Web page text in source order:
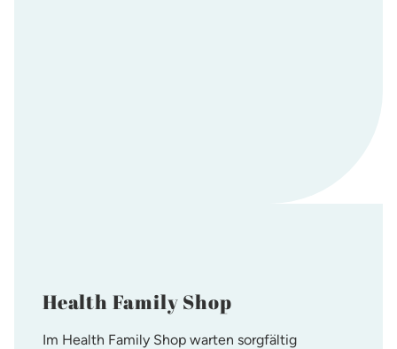
Health Family Shop
Im Health Family Shop warten sorgfältig